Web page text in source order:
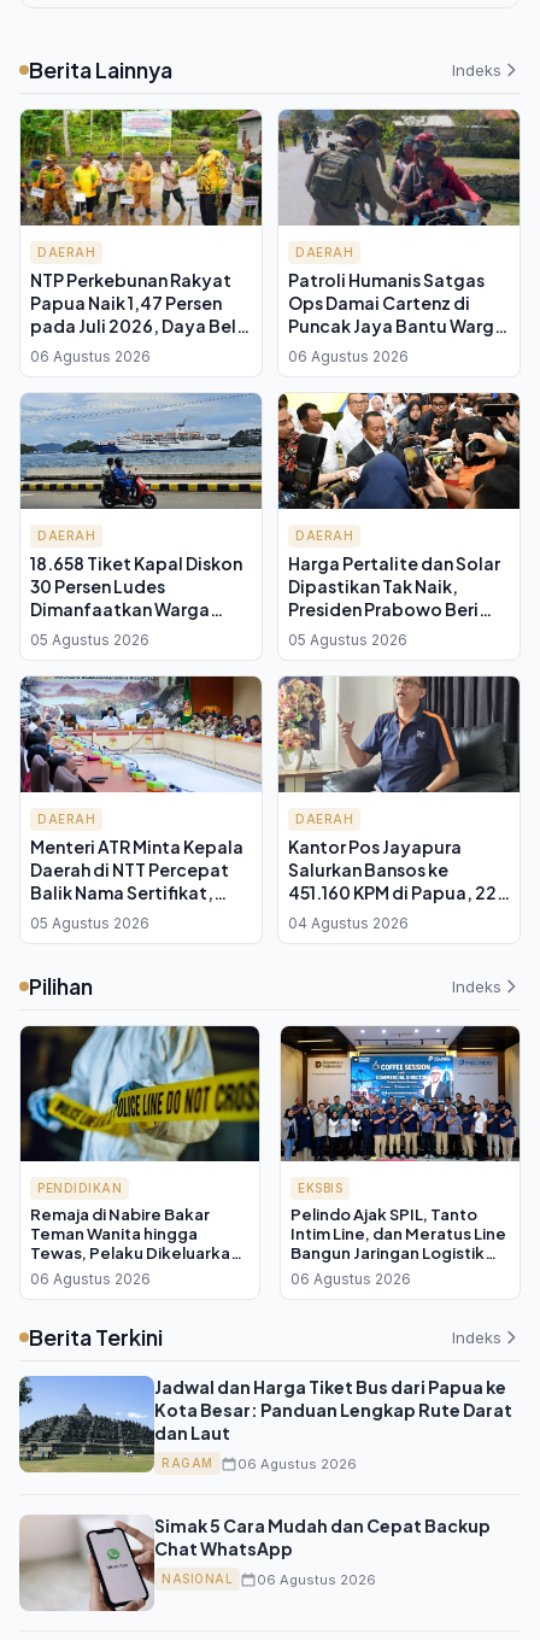
Berita Lainnya Indeks
DAERAH
NTP Perkebunan Rakyat
Papua Naik 1,47 Persen
pada Juli 2026, Daya Beli
Petani Mulai Membaik
06 Agustus 2026
DAERAH
Patroli Humanis Satgas
Ops Damai Cartenz di
Puncak Jaya Bantu Warga
Panen Kebun, Perkuat
Kepercayaan Masyarakat
06 Agustus 2026
DAERAH
18.658 Tiket Kapal Diskon
30 Persen Ludes
Dimanfaatkan Warga
Papua, Rute Serui hingga
Nabire Jadi Favorit
05 Agustus 2026
DAERAH
Harga Pertalite dan Solar
Dipastikan Tak Naik,
Presiden Prabowo Beri
Arahan Tegas ke Menteri
Bahlil
05 Agustus 2026
DAERAH
Menteri ATR Minta Kepala
Daerah di NTT Percepat
Balik Nama Sertifikat,
Verifikasi BPHTB Ditarget
Maksimal 3 Hari
05 Agustus 2026
DAERAH
Kantor Pos Jayapura
Salurkan Bansos ke
451.160 KPM di Papua, 22
Kabupaten Tuntas 100
Persen
04 Agustus 2026
Pilihan Indeks
PENDIDIKAN
Remaja di Nabire Bakar
Teman Wanita hingga
Tewas, Pelaku Dikeluarkan
dari Sekolah
06 Agustus 2026
EKSBIS
Pelindo Ajak SPIL, Tanto
Intim Line, dan Meratus Line
Bangun Jaringan Logistik
Terintegrasi demi Tekan
Biaya Nasional
06 Agustus 2026
Berita Terkini Indeks
Jadwal dan Harga Tiket Bus dari Papua ke
Kota Besar: Panduan Lengkap Rute Darat
dan Laut
RAGAM 06 Agustus 2026
Simak 5 Cara Mudah dan Cepat Backup
Chat WhatsApp
NASIONAL 06 Agustus 2026